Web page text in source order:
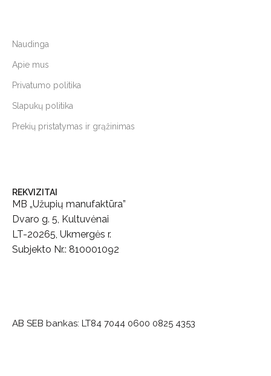
Naudinga
Apie mus
Privatumo politika
Slapukų politika
Prekių pristatymas ir grąžinimas
REKVIZITAI
MB „Užupių manufaktūra”
Dvaro g. 5, Kultuvėnai
LT-20265, Ukmergės r.
Subjekto Nr.: 810001092
AB SEB bankas: LT84 7044 0600 0825 4353